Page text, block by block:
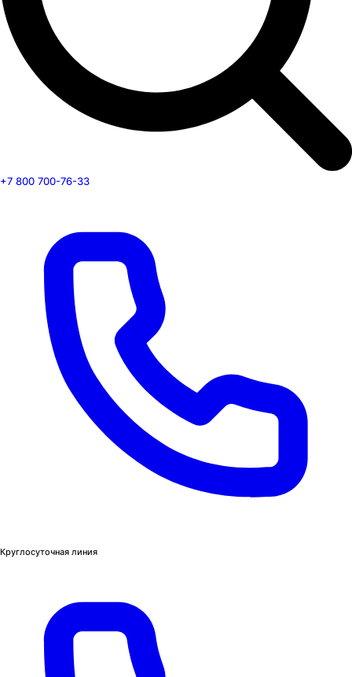
+7 800 700-76-33
Круглосуточная линия